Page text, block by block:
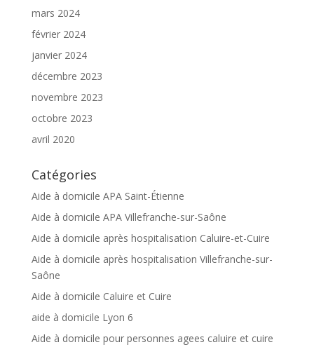
mars 2024
février 2024
janvier 2024
décembre 2023
novembre 2023
octobre 2023
avril 2020
Catégories
Aide à domicile APA Saint-Étienne
Aide à domicile APA Villefranche-sur-Saône
Aide à domicile après hospitalisation Caluire-et-Cuire
Aide à domicile après hospitalisation Villefranche-sur-
Saône
Aide à domicile Caluire et Cuire
aide à domicile Lyon 6
Aide à domicile pour personnes agees caluire et cuire